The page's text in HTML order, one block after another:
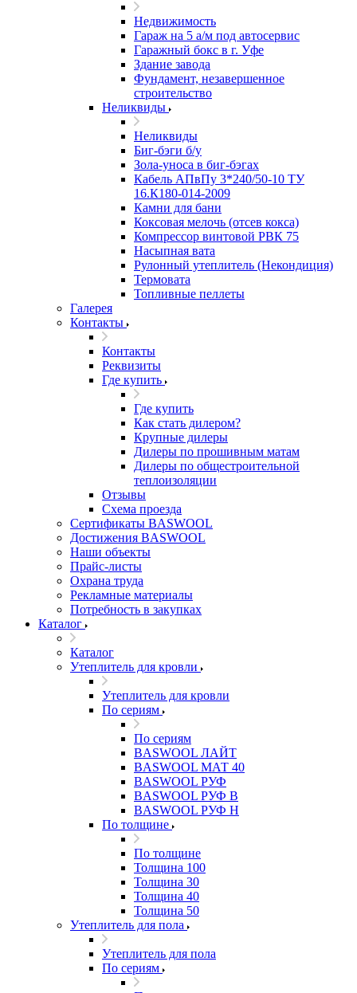
Недвижимость
Гараж на 5 а/м под автосервис
Гаражный бокс в г. Уфе
Здание завода
Фундамент, незавершенное
строительство
Неликвиды
Неликвиды
Биг-бэги б/у
Зола-уноса в биг-бэгах
Кабель АПвПу 3*240/50-10 ТУ
16.К180-014-2009
Камни для бани
Коксовая мелочь (отсев кокса)
Компрессор винтовой РВК 75
Насыпная вата
Рулонный утеплитель (Некондиция)
Термовата
Топливные пеллеты
Галерея
Контакты
Контакты
Реквизиты
Где купить
Где купить
Как стать дилером?
Крупные дилеры
Дилеры по прошивным матам
Дилеры по общестроительной
теплоизоляции
Отзывы
Схема проезда
Сертификаты BASWOOL
Достижения BASWOOL
Наши объекты
Прайс-листы
Охрана труда
Рекламные материалы
Потребность в закупках
Каталог
Каталог
Утеплитель для кровли
Утеплитель для кровли
По сериям
По сериям
BASWOOL ЛАЙТ
BASWOOL МАТ 40
BASWOOL РУФ
BASWOOL РУФ В
BASWOOL РУФ Н
По толщине
По толщине
Толщина 100
Толщина 30
Толщина 40
Толщина 50
Утеплитель для пола
Утеплитель для пола
По сериям